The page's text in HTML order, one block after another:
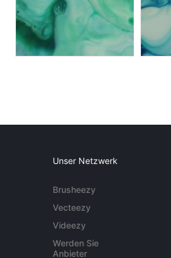
Unser Netzwerk
Brusheezy
Vecteezy
Videezy
Werden Sie
Anbieter